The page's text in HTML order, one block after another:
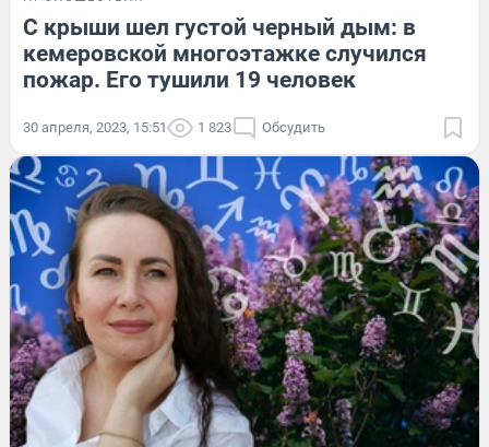
С крыши шел густой черный дым: в
кемеровской многоэтажке случился
пожар. Его тушили 19 человек
30 апреля, 2023, 15:51 1 823 Обсудить